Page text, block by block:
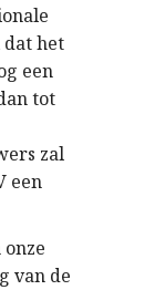
het
een
tot
zal
een
van de